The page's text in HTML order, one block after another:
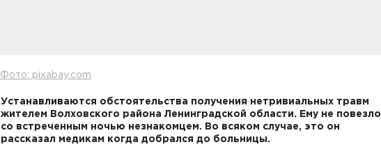
Фото: pixabay.com
Устанавливаются обстоятельства получения нетривиальных травм
жителем Волховского района Ленинградской области. Ему не повезло
со встреченным ночью незнакомцем. Во всяком случае, это он
рассказал медикам когда добрался до больницы.